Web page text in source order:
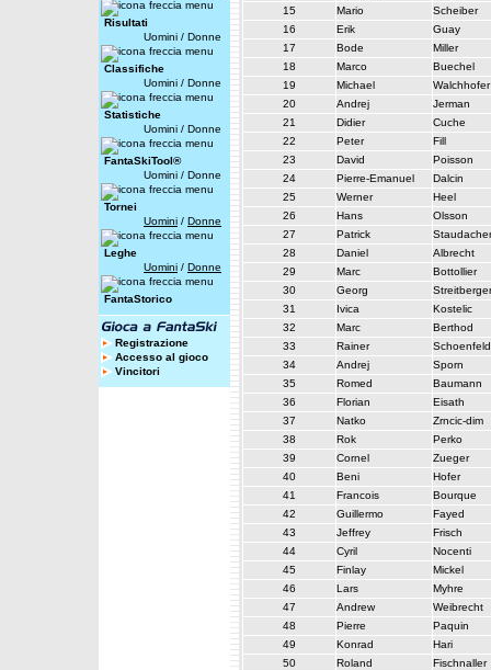
Risultati
Uomini / Donne
Classifiche
Uomini / Donne
Statistiche
Uomini / Donne
FantaSkiTool®
Uomini / Donne
Tornei
Uomini / Donne
Leghe
Uomini / Donne
FantaStorico
Registrazione
Accesso al gioco
Vincitori
15
Mario
Scheiber
16
Erik
Guay
17
Bode
Miller
18
Marco
Buechel
19
Michael
Walchhofer
20
Andrej
Jerman
21
Didier
Cuche
22
Peter
Fill
23
David
Poisson
24
Pierre-Emanuel
Dalcin
25
Werner
Heel
26
Hans
Olsson
27
Patrick
Staudacher
28
Daniel
Albrecht
29
Marc
Bottollier
30
Georg
Streitberger
31
Ivica
Kostelic
32
Marc
Berthod
33
Rainer
34
Andrej
Sporn
35
Romed
Baumann
36
Florian
Eisath
37
Natko
Zrncic-dim
38
Rok
Perko
39
Cornel
Zueger
40
Beni
Hofer
41
Francois
Bourque
42
Guillermo
Fayed
43
Jeffrey
Frisch
44
Cyril
Nocenti
45
Finlay
Mickel
46
Lars
Myhre
47
Andrew
Weibrecht
48
Pierre
Paquin
49
Konrad
Hari
50
Roland
Fischnaller